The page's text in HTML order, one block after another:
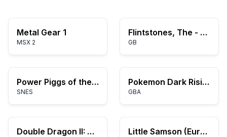
Metal Gear 1
MSX 2
Flintstones, The - King Rock Treasure Island (USA, Europe)
GB
Power Piggs of the Dark Age (Europe)
SNES
Pokemon Dark Rising
GBA
Double Dragon II: Sự Trả Thù Little Samson (Europe)